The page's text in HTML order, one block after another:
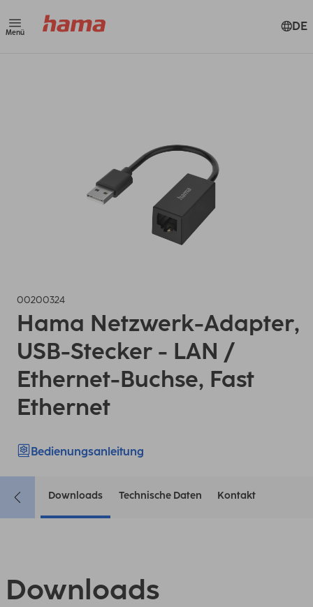
Menü DE
00200324
Hama Netzwerk-Adapter,
USB-Stecker - LAN /
Ethernet-Buchse, Fast
Ethernet
Bedienungsanleitung
Downloads Technische Daten Kontakt
Downloads